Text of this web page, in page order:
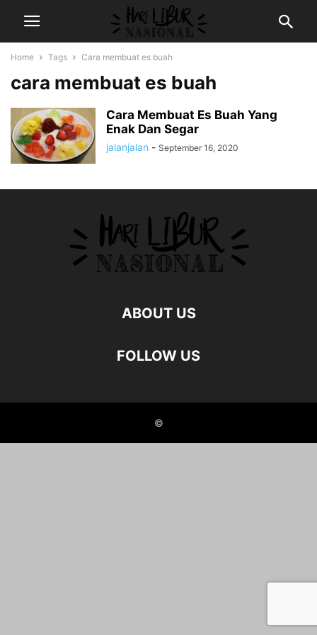
Home Tags Cara membuat es buah
cara membuat es buah
Cara Membuat Es Buah Yang
Enak Dan Segar
jalanjalan - September 16, 2020
ABOUT US
FOLLOW US
©